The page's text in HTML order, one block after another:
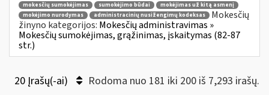
mokesčių sumokėjimas
sumokėjimo būdai
mokėjimas už kitą asmenį
mokėjimo nurodymas
administracinių nusižengimų kodeksas
Mokesčių
žinyno kategorijos: Mokesčių administravimas »
Mokesčių sumokėjimas, grąžinimas, įskaitymas (82-87
str.)
20 Įrašų(-ai) Rodoma nuo 181 iki 200 iš 7,293 irašų.